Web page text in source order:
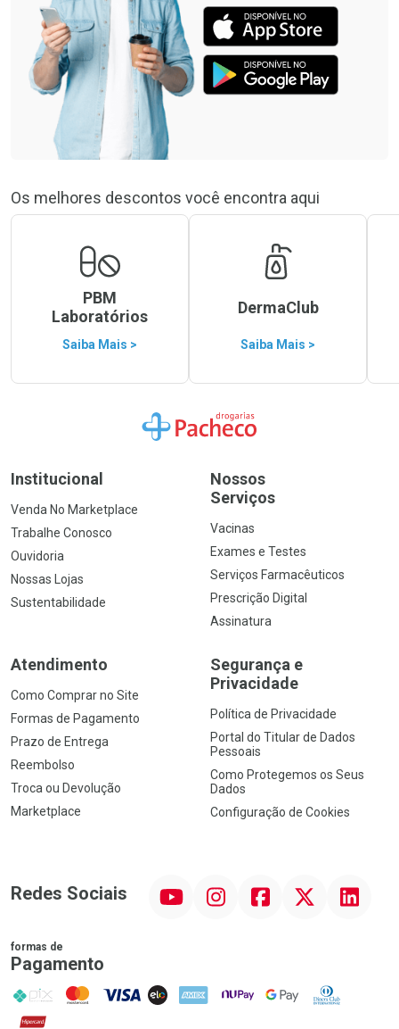
Os melhores descontos você encontra aqui
PBM
Laboratórios
Saiba Mais >
DermaClub
Saiba Mais >
Ir para a Home
Institucional
Venda No Marketplace
Trabalhe Conosco
Ouvidoria
Nossas Lojas
Sustentabilidade
Nossos
Serviços
Vacinas
Exames e Testes
Serviços Farmacêuticos
Prescrição Digital
Assinatura
Atendimento
Como Comprar no Site
Formas de Pagamento
Prazo de Entrega
Reembolso
Troca ou Devolução
Marketplace
Segurança e
Privacidade
Política de Privacidade
Portal do Titular de Dados
Pessoais
Como Protegemos os Seus
Dados
Configuração de Cookies
Redes Sociais InstagramFacebook Linkedin
formas de
Pagamento
PIX MasterCard
VISA ELO AMEX NuPay Google PayDiners Club
Hipercard